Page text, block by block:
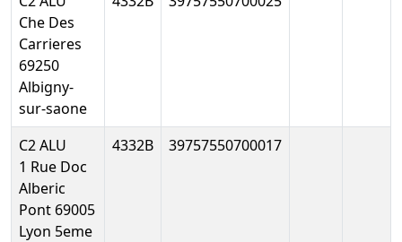
02-
08-
2017
Clôture au
31/12/2016
Modification
05-
du
Che Des
Carrieres
69250
Albigny-
sur-saone
C2 ALU
1 Rue Doc
Alberic
Pont 69005
Lyon 5eme
4332B 39757550700017